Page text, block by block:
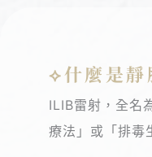
⟡什麼是靜
ILIB雷射，全名
療法」或「排毒